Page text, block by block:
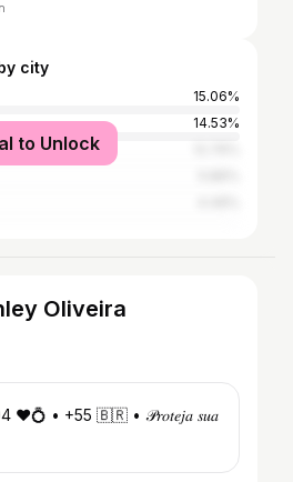
city
15.06%
14.53%
to Unlock
Oliveira
❤️💍 • +55 🇧🇷 • 𝒫𝑟𝑜𝑡𝑒𝑗𝑎 𝑠𝑢𝑎